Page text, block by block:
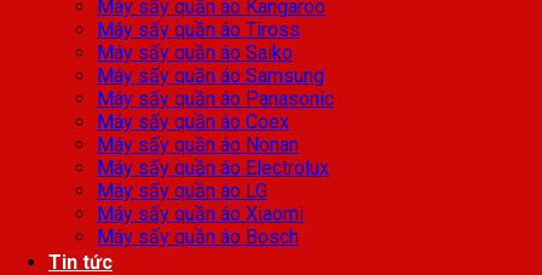
Máy sấy quần áo Kangaroo
Máy sấy quần áo Tiross
Máy sấy quần áo Saiko
Máy sấy quần áo Samsung
Máy sấy quần áo Panasonic
Máy sấy quần áo Coex
Máy sấy quần áo Nonan
Máy sấy quần áo Electrolux
Máy sấy quần áo LG
Máy sấy quần áo Xiaomi
Máy sấy quần áo Bosch
Tin tức